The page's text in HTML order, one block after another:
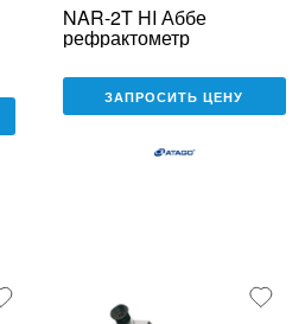
NAR-2T HI Аббе
рефрактометр
ЗАПРОСИТЬ ЦЕНУ